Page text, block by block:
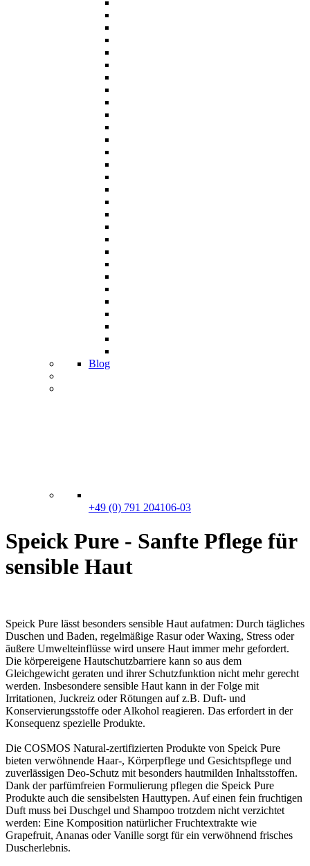
Blog
+49 (0) 791 204106-03
Speick Pure - Sanfte Pflege für
sensible Haut
Speick Pure lässt besonders sensible Haut aufatmen: Durch tägliches
Duschen und Baden, regelmäßige Rasur oder Waxing, Stress oder
äußere Umwelteinflüsse wird unsere Haut immer mehr gefordert.
Die körpereigene Hautschutzbarriere kann so aus dem
Gleichgewicht geraten und ihrer Schutzfunktion nicht mehr gerecht
werden. Insbesondere sensible Haut kann in der Folge mit
Irritationen, Juckreiz oder Rötungen auf z.B. Duft- und
Konservierungsstoffe oder Alkohol reagieren. Das erfordert in der
Konsequenz spezielle Produkte.
Die COSMOS Natural-zertifizierten Produkte von Speick Pure
bieten verwöhnende Haar-, Körperpflege und Gesichtspflege und
zuverlässigen Deo-Schutz mit besonders hautmilden Inhaltsstoffen.
Dank der parfümfreien Formulierung pflegen die Speick Pure
Produkte auch die sensibelsten Hauttypen. Auf einen fein fruchtigen
Duft muss bei Duschgel und Shampoo trotzdem nicht verzichtet
werden: Eine Komposition natürlicher Fruchtextrakte wie
Grapefruit, Ananas oder Vanille sorgt für ein verwöhnend frisches
Duscherlebnis.